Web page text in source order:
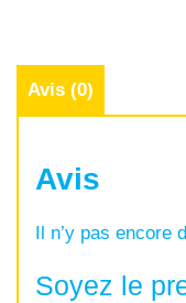
Avis (0)
Avis
Il n’y pas encore
Soyez le